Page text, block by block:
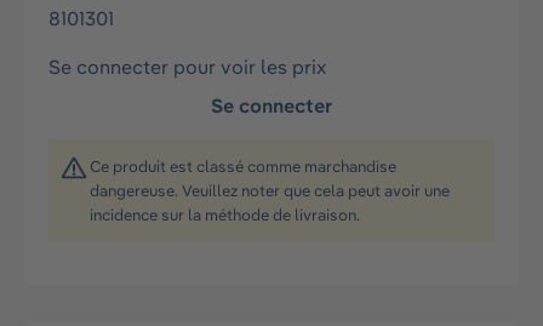
8101301
Se connecter pour voir les prix
Se connecter
Ce produit est classé comme marchandise
dangereuse. Veuillez noter que cela peut avoir une
incidence sur la méthode de livraison.